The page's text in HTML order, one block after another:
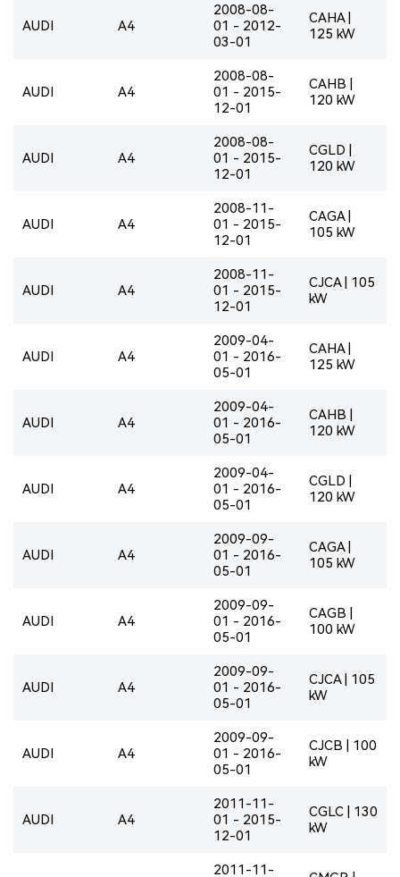
AUDI A4
2008-08-
01 - 2012-
03-01
CAHA |
125 kW
AUDI A4
2008-08-
01 - 2015-
12-01
CAHB |
120 kW
AUDI A4
2008-08-
01 - 2015-
12-01
CGLD |
120 kW
AUDI A4
2008-11-
01 - 2015-
12-01
CAGA |
105 kW
AUDI A4
2008-11-
01 - 2015-
12-01
CJCA | 105
kW
AUDI A4
2009-04-
01 - 2016-
05-01
CAHA |
125 kW
AUDI A4
2009-04-
01 - 2016-
05-01
CAHB |
120 kW
AUDI A4
2009-04-
01 - 2016-
05-01
CGLD |
120 kW
AUDI A4
2009-09-
01 - 2016-
05-01
CAGA |
105 kW
AUDI A4
2009-09-
01 - 2016-
05-01
CAGB |
100 kW
AUDI A4
2009-09-
01 - 2016-
05-01
CJCA | 105
kW
AUDI A4
2009-09-
01 - 2016-
05-01
CJCB | 100
kW
AUDI A4
2011-11-
01 - 2015-
12-01
CGLC | 130
kW
2011-11-